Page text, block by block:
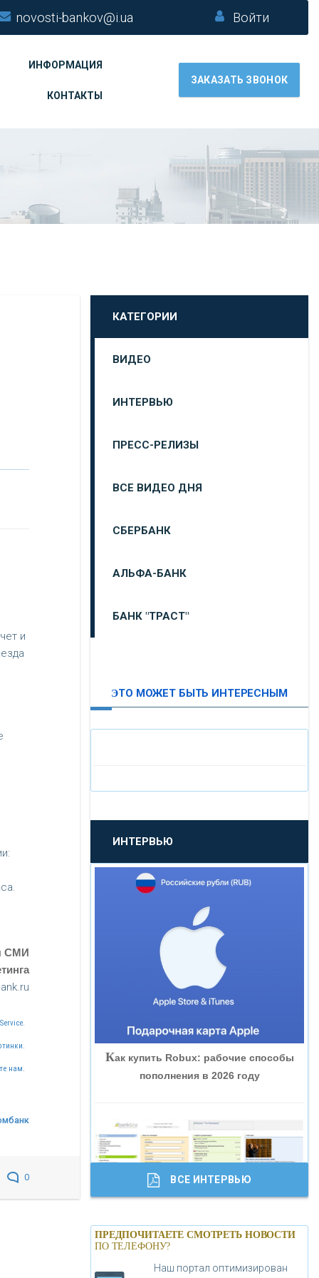
novosti-bankov@i.ua Войти
ИНФОРМАЦИЯ
КОНТАКТЫ
ЗАКАЗАТЬ ЗВОНОК
и
СМИ
нам.
0
КАТЕГОРИИ
ВИДЕО
ИНТЕРВЬЮ
ПРЕСС-РЕЛИЗЫ
ВСЕ ВИДЕО ДНЯ
СБЕРБАНК
АЛЬФА-БАНК
БАНК "ТРАСТ"
«ПРОМСВЯЗЬБАНК»
«НОВИКОМБАНК»
«СМП БАНК»
«ВНЕШПРОМБАНК»
«БАНК ГЛОБЭКС»
«ТРАСТ»
«ГАЗПРОМБАНК»
«МОСКОВСКИЙ КРЕДИТНЫЙ
БАНК»
ЭТО МОЖЕТ БЫТЬ ИНТЕРЕСНЫМ
ИНТЕРВЬЮ
Как купить Robux: рабочие способы
пополнения в 2026 году
Банки.ру обновил логотип впервые за
19 лет - «Лента новостей»
ВСЕ ИНТЕРВЬЮ
ПРЕДПОЧИТАЕТЕ СМОТРЕТЬ НОВОСТИ
ПО ТЕЛЕФОНУ?
Наш портал оптимизирован